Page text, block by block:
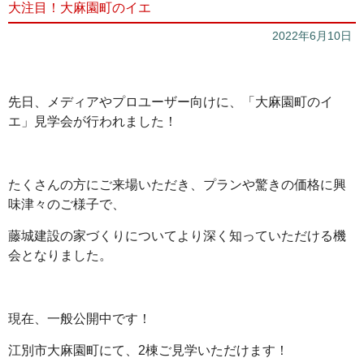
大注目！大麻園町のイエ
2022年6月10日
先日、メディアやプロユーザー向けに、「大麻園町のイ
エ」見学会が行われました！
たくさんの方にご来場いただき、プランや驚きの価格に興
味津々のご様子で、
藤城建設の家づくりについてより深く知っていただける機
会となりました。
現在、一般公開中です！
江別市大麻園町にて、2棟ご見学いただけます！